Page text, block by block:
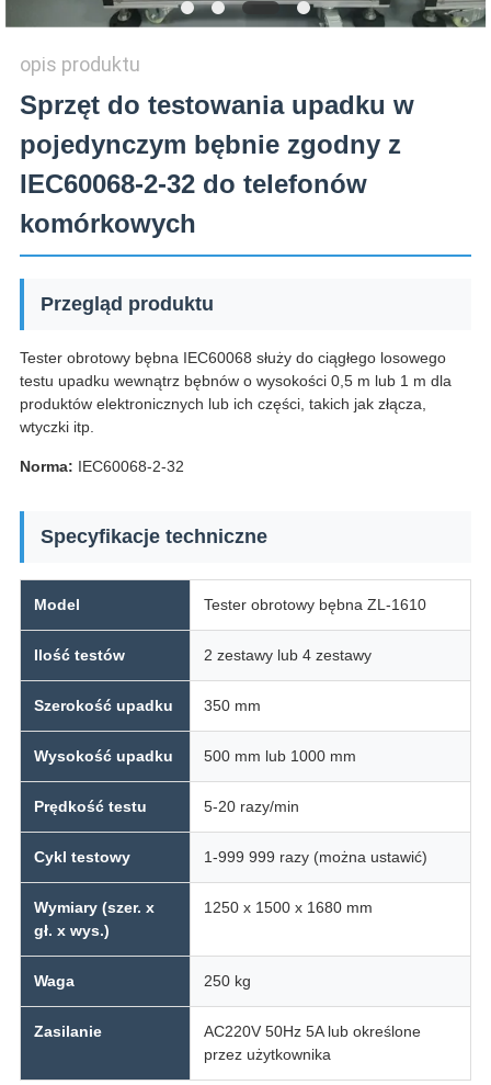
opis produktu
Sprzęt do testowania upadku w
pojedynczym bębnie zgodny z
IEC60068-2-32 do telefonów
komórkowych
Przegląd produktu
Tester obrotowy bębna IEC60068 służy do ciągłego losowego
testu upadku wewnątrz bębnów o wysokości 0,5 m lub 1 m dla
produktów elektronicznych lub ich części, takich jak złącza,
wtyczki itp.
Norma: IEC60068-2-32
Specyfikacje techniczne
Model Tester obrotowy bębna ZL-1610
Ilość testów 2 zestawy lub 4 zestawy
Szerokość upadku 350 mm
Wysokość upadku 500 mm lub 1000 mm
Prędkość testu 5-20 razy/min
Cykl testowy 1-999 999 razy (można ustawić)
Wymiary (szer. x
gł. x wys.)
1250 x 1500 x 1680 mm
Waga 250 kg
Zasilanie
AC220V 50Hz 5A lub określone
przez użytkownika